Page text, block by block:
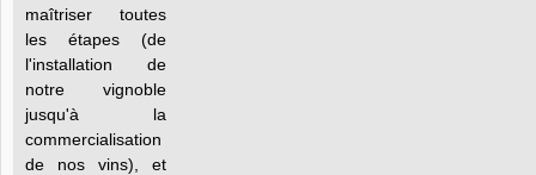
maîtriser toutes
les étapes (de
l'installation de
notre vignoble
jusqu'à la
commercialisation
de nos vins), et